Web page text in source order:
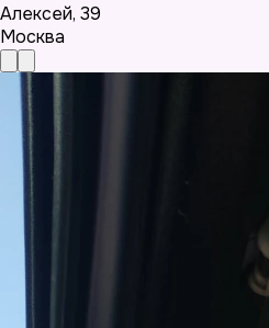
Алексей, 39
Москва